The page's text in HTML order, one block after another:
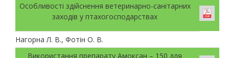
Особливості здійснення ветеринарно-санітарних
заходів у птахогосподарствах
Нагорна Л. В., Фотін О. В.
Використання препарату Амоксан – 150 для